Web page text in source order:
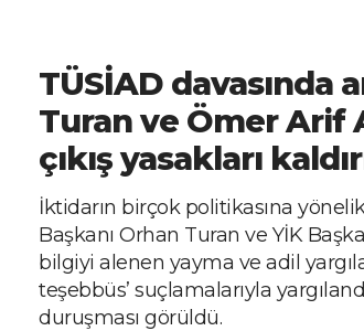
TÜSİAD davasında
Turan ve Ömer Arif
çıkış yasakları
İktidarın birçok politikasına
Başkanı Orhan Turan ve YİK
bilgiyi alenen yayma ve adil
teşebbüs’ suçlamalarıyla
duruşması görüldü.